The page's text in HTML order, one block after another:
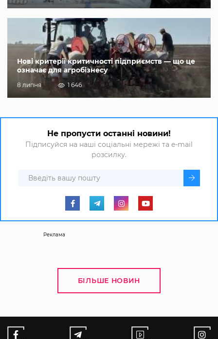
Нові критерії критичності підприємств — що це
означає для агробізнесу
8 липня 1 646
Не пропусти останні новини!
Підписуйся на наші соціальні мережі та e-mail
розсилку.
Реклама
БІЛЬШЕ НОВИН